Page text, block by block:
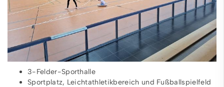
3-Felder-Sporthalle
Sportplatz, Leichtathletikbereich und Fußballspielfeld